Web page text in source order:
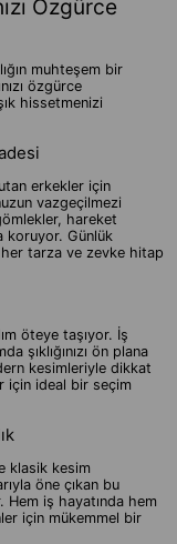
Özgürce
muhteşem bir
özgürce
hissetmenizi
erkekler için
vazgeçilmezi
hareket
koruyor. Günlük
her tarza ve zevke hitap
öteye taşıyor. İş
şıklığınızı ön plana
kesimleriyle dikkat
için ideal bir seçim
klasik kesim
öne çıkan bu
iş hayatında hem
için mükemmel bir